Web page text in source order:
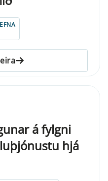
á fylgni
hjá